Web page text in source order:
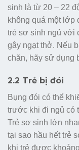
sinh là từ 20 – 22
không quá một lớp
trẻ sơ sinh ngủ với
gây ngạt thở. Nếu
chăn, hãy sử dụng
2.2 Trẻ bị đói
Bụng đói có thể
trước khi đi ngủ có
Trẻ sơ sinh lớn
tại sao hầu hết trẻ
khi trẻ được